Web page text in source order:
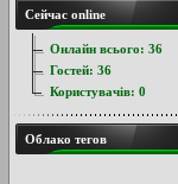
Сейчас online
Онлайн всього: 36
Гостей: 36
Користувачів: 0
Облако тегов